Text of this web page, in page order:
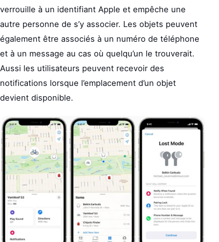
verrouille à un identifiant Apple et empêche une
autre personne de s’y associer. Les objets peuvent
également être associés à un numéro de téléphone
et à un message au cas où quelqu’un le trouverait.
Aussi les utilisateurs peuvent recevoir des
notifications lorsque l’emplacement d’un objet
devient disponible.